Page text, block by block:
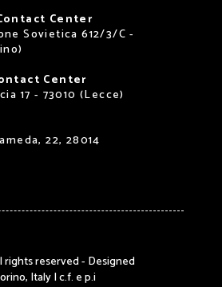
Center
Sovietica 612/3/C -
Center
17 - 73010 (Lecce)
22, 28014
rights reserved - Designed
Italy | c.f. e p.i